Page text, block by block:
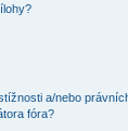
a/nebo
fóra?